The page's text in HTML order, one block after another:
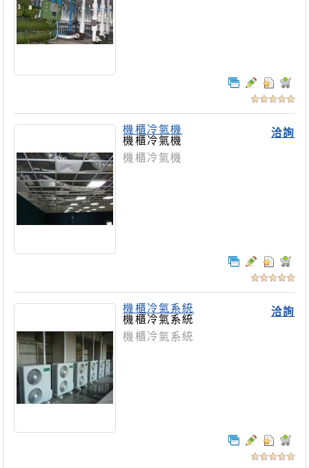
洽詢
機櫃冷氣機
機櫃冷氣機
機櫃冷氣機
洽詢
機櫃冷氣系統
機櫃冷氣系統
機櫃冷氣系統